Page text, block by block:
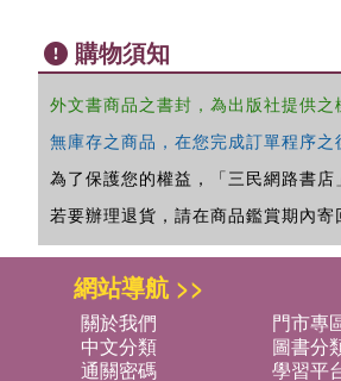
購物須知
外文書商品之書封，為出版社提供
無庫存之商品，在您完成訂單程序
為了保護您的權益，「三民網路書店」
若要辦理退貨，請在商品鑑賞期內
網站導航 >>
關於我們 門市專
中文分類
圖書分
通關密碼
學習平